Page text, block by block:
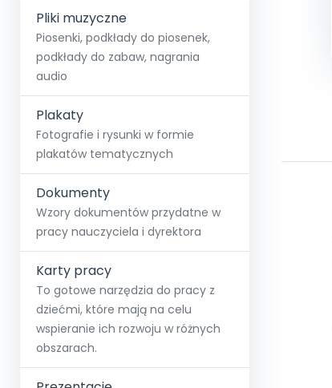
Pliki muzyczne
Piosenki, podkłady do piosenek,
podkłady do zabaw, nagrania
audio
Plakaty
Fotografie i rysunki w formie
plakatów tematycznych
Dokumenty
Wzory dokumentów przydatne w
pracy nauczyciela i dyrektora
Karty pracy
To gotowe narzędzia do pracy z
dziećmi, które mają na celu
wspieranie ich rozwoju w różnych
obszarach.